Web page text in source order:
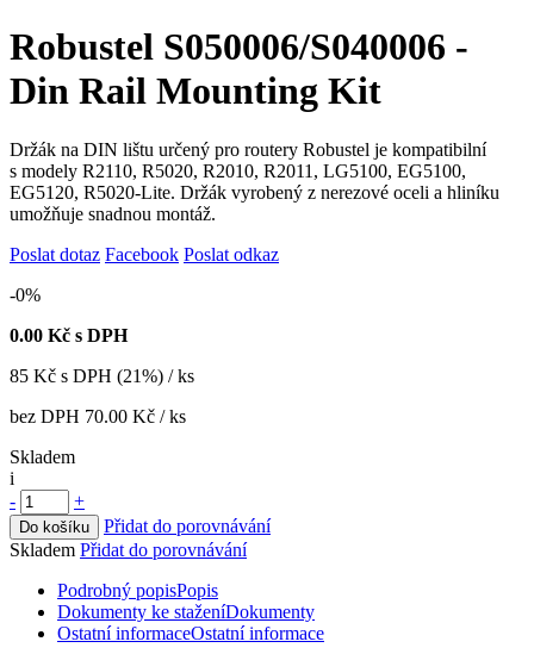
Robustel S050006/S040006 -
Din Rail Mounting Kit
Držák na DIN lištu určený pro routery Robustel je kompatibilní
s modely R2110, R5020, R2010, R2011, LG5100, EG5100,
EG5120, R5020-Lite. Držák vyrobený z nerezové oceli a hliníku
umožňuje snadnou montáž.
Poslat dotaz Facebook Poslat odkaz
-0%
0.00 Kč s DPH
85 Kč s DPH (21%) / ks
bez DPH 70.00 Kč / ks
Skladem
i
-
+
Do košíku
Přidat do porovnávání
Skladem Přidat do porovnávání
Podrobný popisPopis
Dokumenty ke staženíDokumenty
Ostatní informaceOstatní informace